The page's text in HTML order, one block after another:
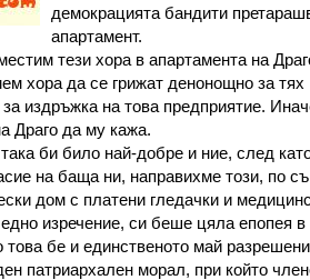
демокрацията бандити
апартамент.
тези хора в апартамента на
хора да се грижат денонощно за
издръжка на това предприятие.
Драго да му кажа.
така би било най-добре и ние, след
на баща ни, направихме този, по
дом с платени гледачки и
едно изречение, си беше цяла епопея
това бе и единственото май
патриархален морал, при който